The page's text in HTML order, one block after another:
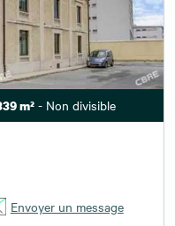
m² - Non divisible
Envoyer un message